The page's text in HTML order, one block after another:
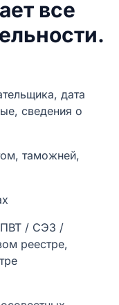
все
дата
сведения о
таможней,
ПВТ / СЭЗ /
реестре,